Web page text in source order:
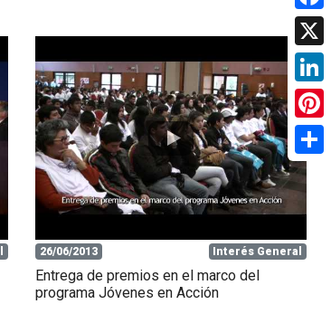
26/06/2013 Interés General
Entrega de premios en el marco del
programa Jóvenes en Acción
X
Share